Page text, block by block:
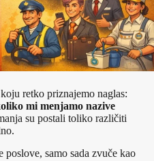
retko priznajemo naglas:
mi menjamo nazive
su postali toliko različiti
samo sada zvuče kao